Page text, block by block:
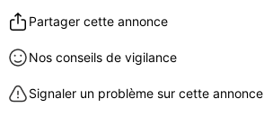
Partager cette annonce
Nos conseils de vigilance
Signaler un problème sur cette annonce